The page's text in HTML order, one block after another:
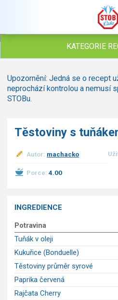
KATEGORIE
Polévky
Studená kuchyně
hovězí, telecí
vnitřnosti
zvěřina
Omáčky
Saláty
Sladké pokrmy
Dezerty
Nápoje
Ostatní
Dětské recepty
Upozornění: Jedná se o recept
neprochází kontrolou a nemusí
STOBu.
Těstoviny s
Autor: machacko
Porce: 4.00
INGREDIENCE
Potravina
Tuňák v oleji
Kukuřice (Bonduelle)
Těstoviny průměr syrové
Paprika červená
Rajčata Cherry